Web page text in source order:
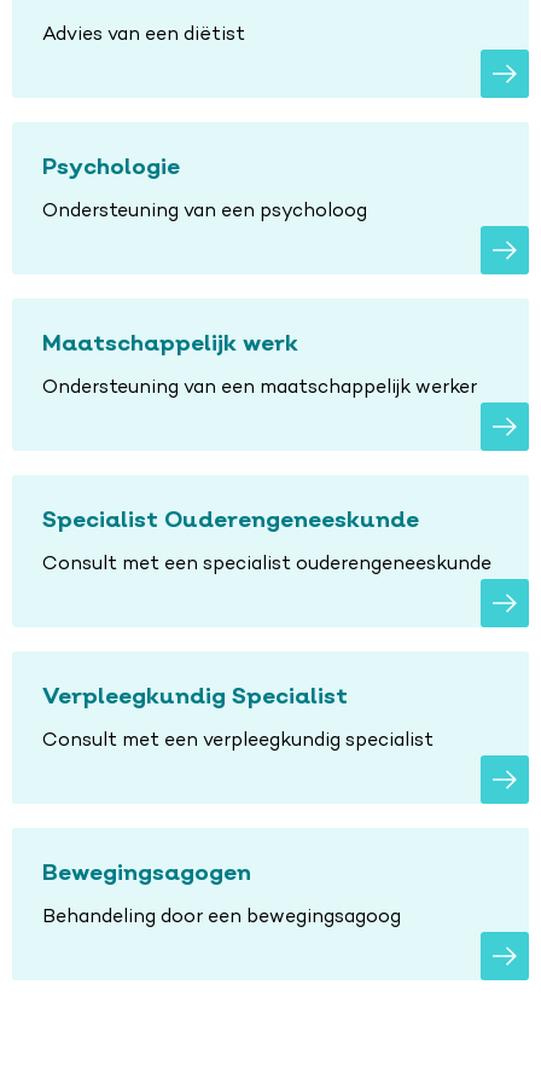
Advies van een diëtist
Psychologie
Ondersteuning van een psycholoog
Maatschappelijk werk
Ondersteuning van een maatschappelijk werker
Specialist Ouderengeneeskunde
Consult met een specialist ouderengeneeskunde
Verpleegkundig Specialist
Consult met een verpleegkundig specialist
Bewegingsagogen
Behandeling door een bewegingsagoog